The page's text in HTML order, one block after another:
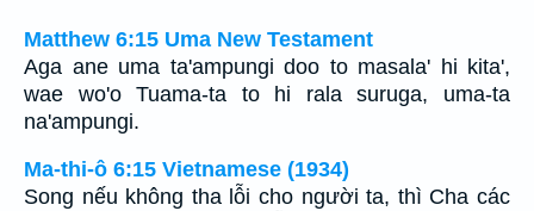
Matthew 6:15 Uma New Testament
Aga ane uma ta'ampungi doo to masala' hi kita',
wae wo'o Tuama-ta to hi rala suruga, uma-ta
na'ampungi.
Ma-thi-ô 6:15 Vietnamese (1934)
Song nếu không tha lỗi cho người ta, thì Cha các